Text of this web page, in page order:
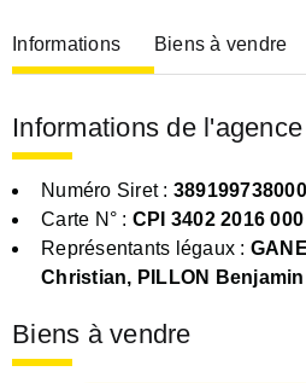
Informations Biens à vendre
Informations de l'agence
Numéro Siret :
Carte N° : CPI 3402 2016
Représentants légaux :
Christian, PILLON Benjamin
Biens à vendre